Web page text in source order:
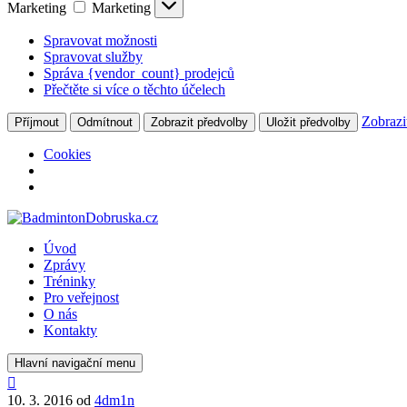
Marketing
Marketing
Spravovat možnosti
Spravovat služby
Správa {vendor_count} prodejců
Přečtěte si více o těchto účelech
Příjmout Odmítnout Zobrazit předvolby Uložit předvolby
Cookies
Úvod
Zprávy
Tréninky
Pro veřejnost
O nás
Kontakty
Hlavní navigační menu
10. 3. 2016 od 4dm1n